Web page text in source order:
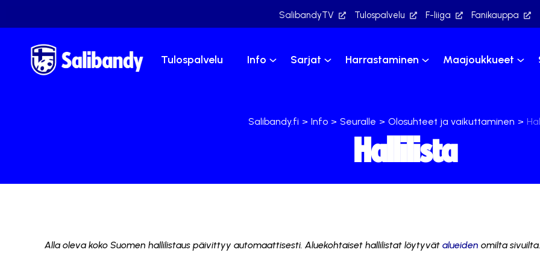
SalibandyTV Tulospalvelu F-liiga Fanikauppa
Tulospalvelu Info Sarjat Harrastaminen Maajoukkueet
Salibandy.fi > Info > Seuralle > Olosuhteet ja vaikuttaminen >
Hallilista
Alla oleva koko Suomen hallilistaus päivittyy automaattisesti. Aluekohtaiset hallilistat löytyvät alueiden omilta sivuilta.